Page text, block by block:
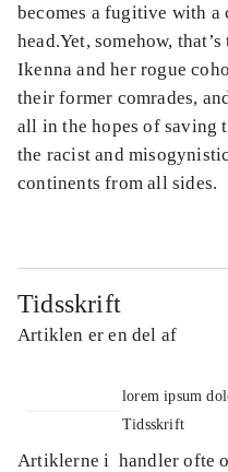
becomes a fugitive with a
head.Yet, somehow,
Ikenna and her rogue
their former comrades,
all in the hopes of saving
the racist and
continents from all sides.
Tidsskrift
Artiklen er en del af
lorem ipsum
Tidsskrift
Artiklerne i handler ofte